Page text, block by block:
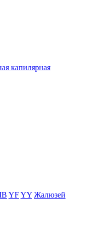
капилярная
YFYY Жалюзей